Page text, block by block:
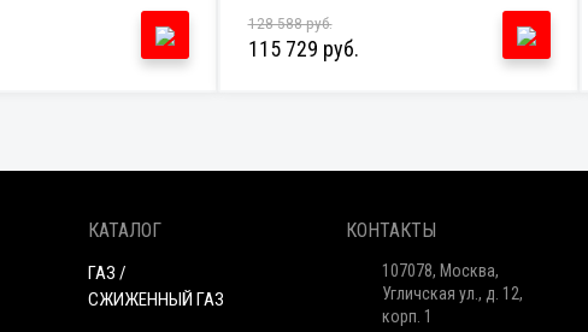
128 588 руб.
115 729 руб.
КАТАЛОГ
ГАЗ /
СЖИЖЕННЫЙ ГАЗ
КОНТАКТЫ
107078, Москва,
Угличская ул., д. 12,
корп. 1